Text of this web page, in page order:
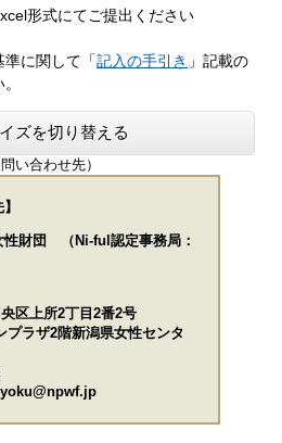
形式にてご提出ください
に関して「記入の手引き 」記載の
ズを切り替える
い合わせ先）
財団 （Ni-ful認定事務局：
2丁目2番2号
2階新潟県女性センタ